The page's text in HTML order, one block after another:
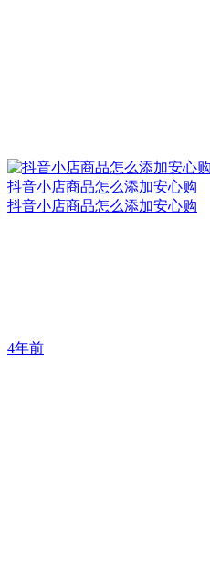
抖音小店商品怎么添加安心购
抖音小店商品怎么添加安心购
4年前